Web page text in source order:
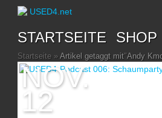
STARTSEITE SHOP
Startseite » Artikel getaggt mit"Andy
NOV.
12